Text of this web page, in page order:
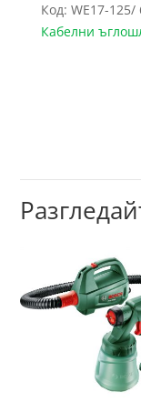
Код: WE17-125/
Кабелни